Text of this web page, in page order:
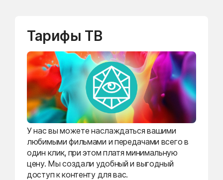
Тарифы ТВ
У нас вы можете наслаждаться вашими
любимыми фильмами и передачами всего в
один клик, при этом платя минимальную
цену. Мы создали удобный и выгодный
доступ к контенту для вас.